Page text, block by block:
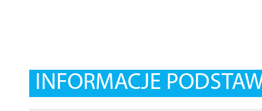
INFORMACJE